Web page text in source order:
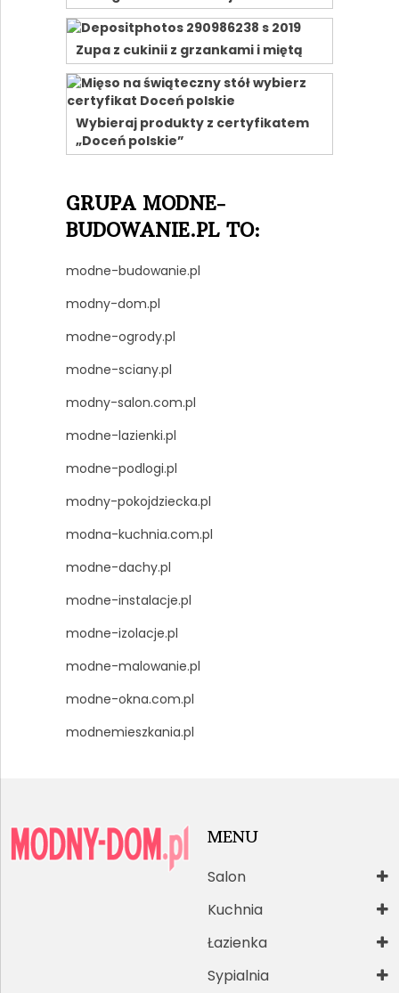
Zupa z cukinii z grzankami i miętą
Wybieraj produkty z certyfikatem
„Doceń polskie”
GRUPA MODNE-
BUDOWANIE.PL TO:
modne-budowanie.pl
modny-dom.pl
modne-ogrody.pl
modne-sciany.pl
modny-salon.com.pl
modne-lazienki.pl
modne-podlogi.pl
modny-pokojdziecka.pl
modna-kuchnia.com.pl
modne-dachy.pl
modne-instalacje.pl
modne-izolacje.pl
modne-malowanie.pl
modne-okna.com.pl
modnemieszkania.pl
MENU
Salon
Kuchnia
Łazienka
Sypialnia